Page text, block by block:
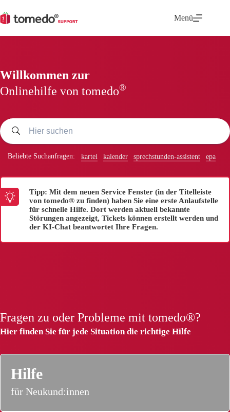
Inhalt
springen
Menü
Willkommen zur
Onlinehilfe von tomedo®
Beliebte Suchanfragen: kartei kalender sprechstunden-assistent epa
Tipp: Mit dem neuen Service Fenster (in der Titelleiste
von tomedo® zu finden) haben Sie eine erste Anlaufstelle
für schnelle Hilfe. Dort werden aktuell bekannte
Störungen angezeigt, Tickets können erstellt werden und
der KI-Chat beantwortet Ihre Fragen.
Fragen zu oder Probleme mit tomedo®?
Hier finden Sie für jede Situation die richtige Hilfe
Hilfe
für Neukund:innen